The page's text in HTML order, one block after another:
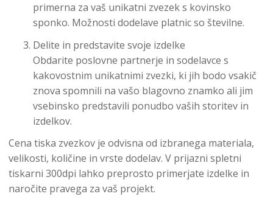
primerna za vaš unikatni zvezek s kovinsko
sponko. Možnosti dodelave platnic so številne.
Delite in predstavite svoje izdelke
Obdarite poslovne partnerje in sodelavce s
kakovostnim unikatnimi zvezki, ki jih bodo vsakič
znova spomnili na vašo blagovno znamko ali jim
vsebinsko predstavili ponudbo vaših storitev in
izdelkov.
Cena tiska zvezkov je odvisna od izbranega materiala,
velikosti, količine in vrste dodelav. V prijazni spletni
tiskarni 300dpi lahko preprosto primerjate izdelke in
naročite pravega za vaš projekt.